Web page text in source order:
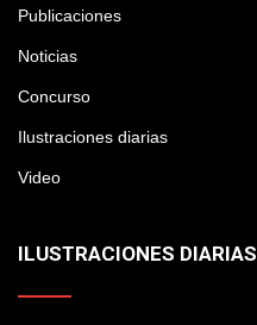
Publicaciones
Noticias
Concurso
Ilustraciones diarias
Video
ILUSTRACIONES DIARIAS